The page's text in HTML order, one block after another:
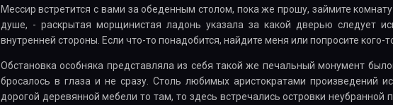
Мессир встретится с вами за обеденным столом, пока же прошу, займите
душе, - раскрытая морщинистая ладонь указала за какой дверью следует
внутренней стороны. Если что-то понадобится, найдите меня или попросите
Обстановка особняка представляла из себя такой же печальный монумент
бросалось в глаза и не сразу. Столь любимых аристократами произведений
дорогой деревянной мебели то там, то здесь встречались островки